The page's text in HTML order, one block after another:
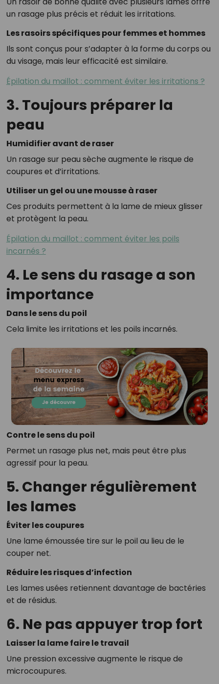
un rasage plus précis et réduit les irritations.
Les rasoirs spécifiques pour femmes et hommes
Ils sont conçus pour s’adapter à la forme du corps ou
du visage, mais leur efficacité est similaire.
Épilation du maillot : comment éviter les irritations ?
3. Toujours préparer la
peau
Humidifier avant de raser
Un rasage sur peau sèche augmente le risque de
coupures et d’irritations.
Utiliser un gel ou une mousse à raser
Ces produits permettent à la lame de mieux glisser
et protègent la peau.
Épilation du maillot : comment éviter les poils
incarnés ?
4. Le sens du rasage a son
importance
Dans le sens du poil
Cela limite les irritations et les poils incarnés.
Contre le sens du poil
Permet un rasage plus net, mais peut être plus
agressif pour la peau.
5. Changer régulièrement
les lames
Éviter les coupures
Une lame émoussée tire sur le poil au lieu de le
couper net.
Réduire les risques d’infection
Les lames usées retiennent davantage de bactéries
et de résidus.
6. Ne pas appuyer trop fort
Laisser la lame faire le travail
Une pression excessive augmente le risque de
microcoupures.